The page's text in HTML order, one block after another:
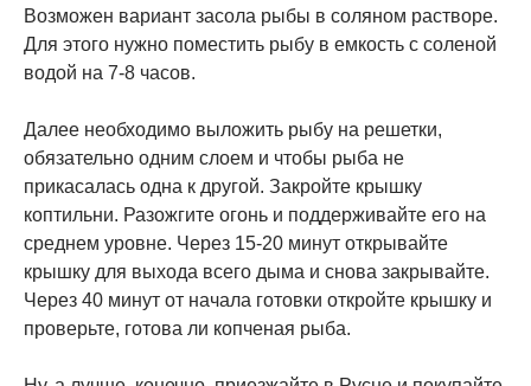
Возможен вариант засола рыбы в соляном растворе.
Для этого нужно поместить рыбу в емкость с соленой
водой на 7-8 часов.
Далее необходимо выложить рыбу на решетки,
обязательно одним слоем и чтобы рыба не
прикасалась одна к другой. Закройте крышку
коптильни. Разожгите огонь и поддерживайте его на
среднем уровне. Через 15-20 минут открывайте
крышку для выхода всего дыма и снова закрывайте.
Через 40 минут от начала готовки откройте крышку и
проверьте, готова ли копченая рыба.